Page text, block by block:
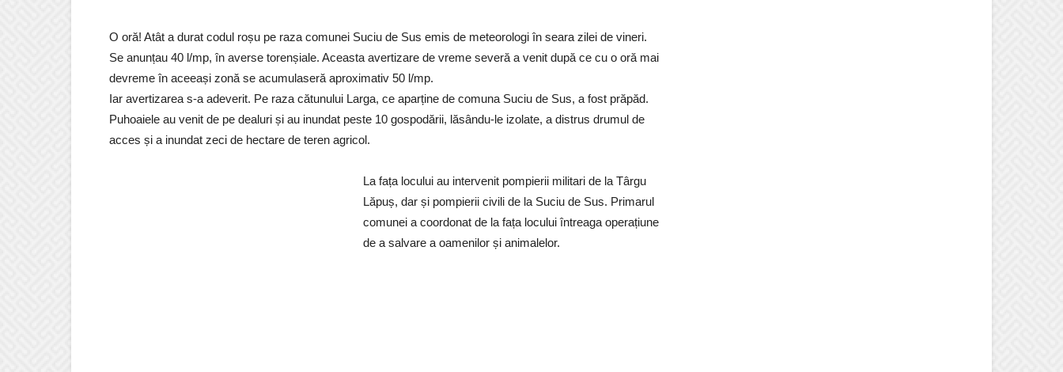
O oră! Atât a durat codul roșu pe raza comunei Suciu de Sus emis de meteorologi în seara zilei de vineri.
Se anunțau 40 l/mp, în averse torenșiale. Aceasta avertizare de vreme severă a venit după ce cu o oră mai
devreme în aceeași zonă se acumulaseră aproximativ 50 l/mp.
Iar avertizarea s-a adeverit. Pe raza cătunului Larga, ce aparține de comuna Suciu de Sus, a fost prăpăd.
Puhoaiele au venit de pe dealuri și au inundat peste 10 gospodării, lăsându-le izolate, a distrus drumul de
acces și a inundat zeci de hectare de teren agricol.
La fața locului au intervenit pompierii militari de la Târgu
Lăpuș, dar și pompierii civili de la Suciu de Sus. Primarul
comunei a coordonat de la fața locului întreaga operațiune
de a salvare a oamenilor și animalelor.